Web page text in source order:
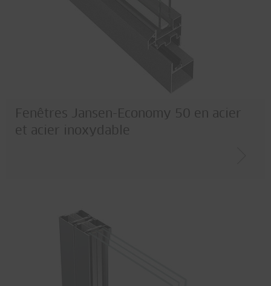
Fenêtres Jansen-Economy 50 en acier
et acier inoxydable